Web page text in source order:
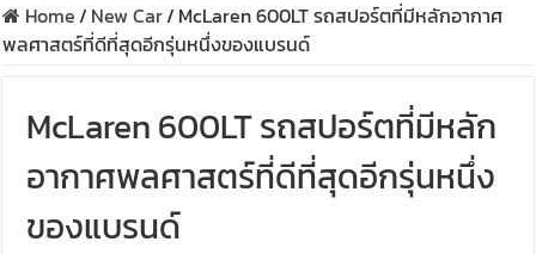
Home/ New Car/ McLaren 600LT รถสปอร์ตที่มีหลักอากาศ
พลศาสตร์ที่ดีที่สุดอีกรุ่นหนึ่งของแบรนด์
McLaren 600LT รถสปอร์ตที่มีหลัก
อากาศพลศาสตร์ที่ดีที่สุดอีกรุ่นหนึ่ง
ของแบรนด์